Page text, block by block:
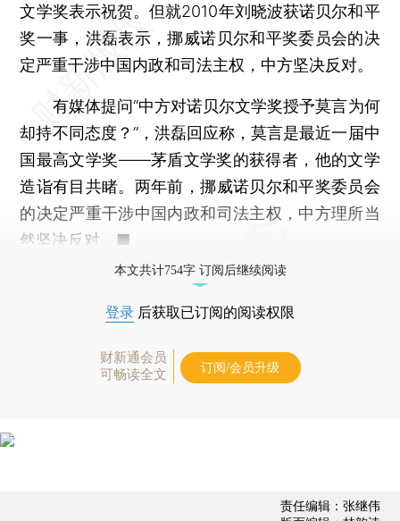
文学奖表示祝贺。但就2010年刘晓波获诺贝尔和平
奖一事，洪磊表示，挪威诺贝尔和平奖委员会的决
定严重干涉中国内政和司法主权，中方坚决反对。
有媒体提问“中方对诺贝尔文学奖授予莫言为何
却持不同态度？”，洪磊回应称，莫言是最近一届中
国最高文学奖——茅盾文学奖的获得者，他的文学
造诣有目共睹。两年前，挪威诺贝尔和平奖委员会
的决定严重干涉中国内政和司法主权，中方理所当
然坚决反对。■
本文共计754字 订阅后继续阅读
登录 后获取已订阅的阅读权限
财新通会员
可畅读全文
订阅/会员升级
责任编辑：张继伟